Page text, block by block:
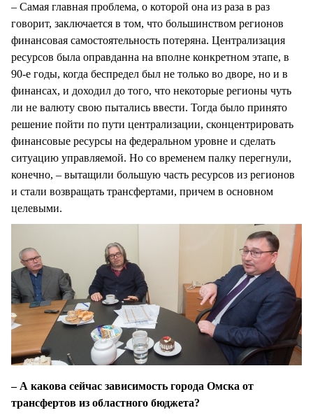
– Самая главная проблема, о которой она из раза в раз
говорит, заключается в том, что большинством регионов
финансовая самостоятельность потеряна. Централизация
ресурсов была оправданна на вполне конкретном этапе, в
90-е годы, когда беспредел был не только во дворе, но и в
финансах, и доходил до того, что некоторые регионы чуть
ли не валюту свою пытались ввести. Тогда было принято
решение пойти по пути централизации, сконцентрировать
финансовые ресурсы на федеральном уровне и сделать
ситуацию управляемой. Но со временем палку перегнули,
конечно, – вытащили большую часть ресурсов из регионов
и стали возвращать трансфертами, причем в основном
целевыми.
– А какова сейчас зависимость города Омска от
трансфертов из областного бюджета?